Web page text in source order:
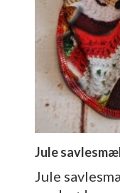
Jule
Jule